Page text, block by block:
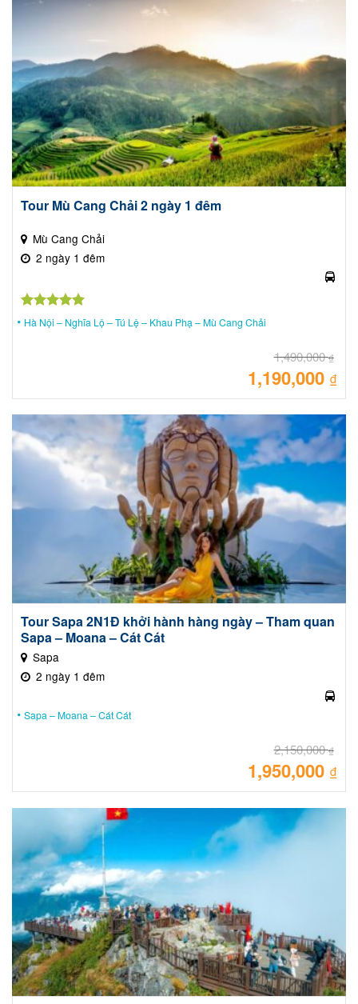
Tour Mù Cang Chải 2 ngày 1 đêm
Mù Cang Chải
2 ngày 1 đêm
Được xếp
hạng5.00
Hà Nội – Nghĩa Lộ – Tú Lệ – Khau Phạ – Mù Cang Chải
1,490,000₫
gốc
1,190,000 ₫
Giá
tại
là:
Tour Sapa 2N1Đ khởi hành hàng ngày – Tham quan
Sapa – Moana – Cát Cát
Sapa
2 ngày 1 đêm
Sapa – Moana – Cát Cát
2,150,000₫
gốc
1,950,000 ₫
Giá
tại